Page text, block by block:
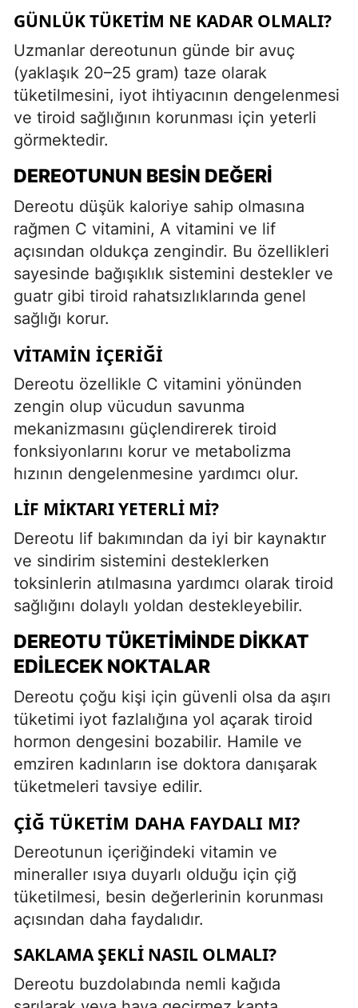
GÜNLÜK TÜKETIM NE KADAR OLMALI?
Uzmanlar dereotunun günde bir avuç
(yaklaşık 20–25 gram) taze olarak
tüketilmesini, iyot ihtiyacının dengelenmesi
ve tiroid sağlığının korunması için yeterli
görmektedir.
DEREOTUNUN BESIN DEĞERI
Dereotu düşük kaloriye sahip olmasına
rağmen C vitamini, A vitamini ve lif
açısından oldukça zengindir. Bu özellikleri
sayesinde bağışıklık sistemini destekler ve
guatr gibi tiroid rahatsızlıklarında genel
sağlığı korur.
VITAMIN İÇERIĞI
Dereotu özellikle C vitamini yönünden
zengin olup vücudun savunma
mekanizmasını güçlendirerek tiroid
fonksiyonlarını korur ve metabolizma
hızının dengelenmesine yardımcı olur.
LIF MIKTARI YETERLI MI?
Dereotu lif bakımından da iyi bir kaynaktır
ve sindirim sistemini desteklerken
toksinlerin atılmasına yardımcı olarak tiroid
sağlığını dolaylı yoldan destekleyebilir.
DEREOTU TÜKETIMINDE DIKKAT
EDILECEK NOKTALAR
Dereotu çoğu kişi için güvenli olsa da aşırı
tüketimi iyot fazlalığına yol açarak tiroid
hormon dengesini bozabilir. Hamile ve
emziren kadınların ise doktora danışarak
tüketmeleri tavsiye edilir.
ÇIĞ TÜKETIM DAHA FAYDALI MI?
Dereotunun içeriğindeki vitamin ve
mineraller ısıya duyarlı olduğu için çiğ
tüketilmesi, besin değerlerinin korunması
açısından daha faydalıdır.
SAKLAMA ŞEKLI NASIL OLMALI?
Dereotu buzdolabında nemli kağıda